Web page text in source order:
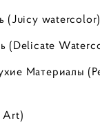
(Juicy watercolor)
(Delicate
Материалы
Art)